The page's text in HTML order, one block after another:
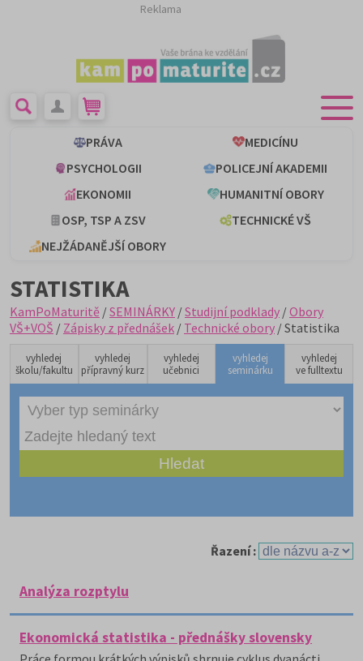
Reklama
PRÁVA
MEDICÍNU
PSYCHOLOGII
POLICEJNÍ AKADEMII
EKONOMII
HUMANITNÍ OBORY
OSP, TSP A ZSV
TECHNICKÉ VŠ
NEJŽÁDANĚJŠÍ OBORY
STATISTIKA
KamPoMaturitě /SEMINÁRKY /Studijní podklady /Obory
VŠ+VOŠ / Zápisky z přednášek / Technické obory / Statistika
vyhledej
školu/fakultu
vyhledej
přípravný kurz
vyhledej
učebnici
vyhledej
seminárku
vyhledej
ve fulltextu
Řazení :
Analýza rozptylu
Ekonomická statistika - přednášky slovensky